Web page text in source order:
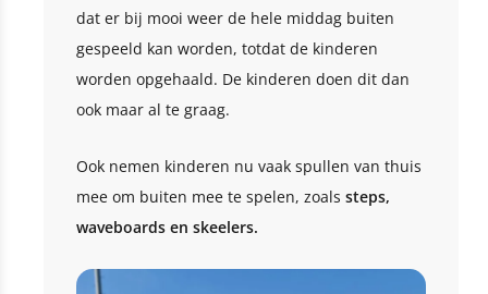
dat er bij mooi weer de hele middag buiten
gespeeld kan worden, totdat de kinderen
worden opgehaald. De kinderen doen dit dan
ook maar al te graag.
Ook nemen kinderen nu vaak spullen van thuis
mee om buiten mee te spelen, zoals steps,
waveboards en skeelers.